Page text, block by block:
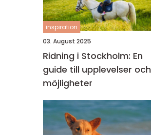
inspiration
03. August 2025
Ridning i Stockholm: En
guide till upplevelser och
möjligheter